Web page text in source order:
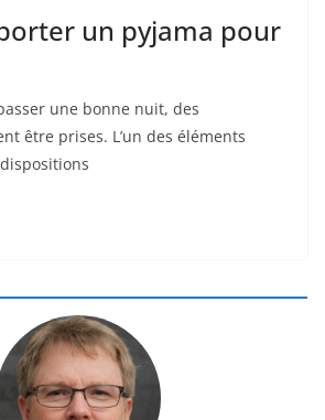
un pyjama pour
une bonne nuit, des
être prises. L’un des éléments